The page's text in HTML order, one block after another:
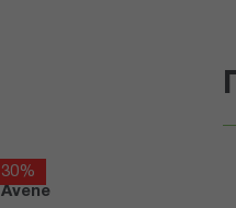
30%
Avene